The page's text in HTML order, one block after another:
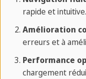
Hébergement
Cours de langue
Cours business
Congé éducatif
Cours particuliers
rapide et intuitive.
Amélioration
erreurs et à
Performance
chargement